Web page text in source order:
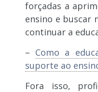
forçadas a
ensino e buscar
continuar a
– Como a
suporte ao
Fora isso,